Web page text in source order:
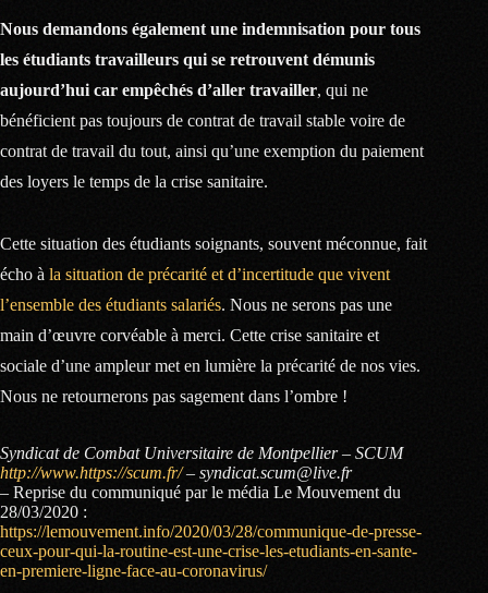
Nous demandons également une indemnisation pour tous
les étudiants travailleurs qui se retrouvent démunis
aujourd’hui car empêchés d’aller travailler, qui ne
bénéficient pas toujours de contrat de travail stable voire de
contrat de travail du tout, ainsi qu’une exemption du paiement
des loyers le temps de la crise sanitaire.
Cette situation des étudiants soignants, souvent méconnue, fait
écho à la situation de précarité et d’incertitude que vivent
l’ensemble des étudiants salariés. Nous ne serons pas une
main d’œuvre corvéable à merci. Cette crise sanitaire et
sociale d’une ampleur met en lumière la précarité de nos vies.
Nous ne retournerons pas sagement dans l’ombre !
Syndicat de Combat Universitaire de Montpellier – SCUM
http://www.https://scum.fr/– syndicat.scum@live.fr
– Reprise du communiqué par le média Le Mouvement du
28/03/2020 :
https://lemouvement.info/2020/03/28/communique-de-presse-
ceux-pour-qui-la-routine-est-une-crise-les-etudiants-en-sante-
en-premiere-ligne-face-au-coronavirus/